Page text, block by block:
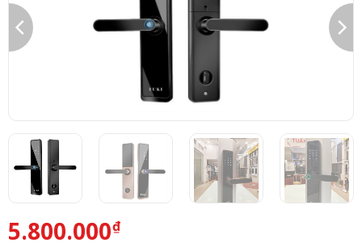
5.800.000₫